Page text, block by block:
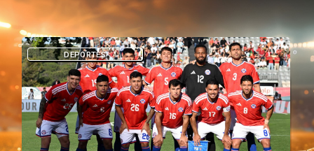
DEPORTES